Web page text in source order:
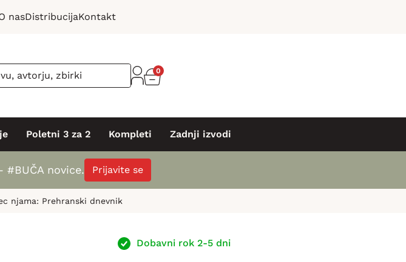
nasDistribucijaKontakt
0
Poletni 3 za 2 Kompleti Zadnji izvodi
novice. Prijavite se
njama: Prehranski dnevnik
Dobavni rok 2-5 dni